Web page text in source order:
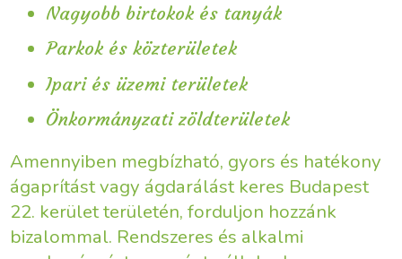
Nagyobb birtokok és tanyák
Parkok és közterületek
Ipari és üzemi területek
Önkormányzati zöldterületek
Amennyiben megbízható, gyors és hatékony
ágaprítást vagy ágdarálást keres Budapest
22. kerület területén, forduljon hozzánk
bizalommal. Rendszeres és alkalmi